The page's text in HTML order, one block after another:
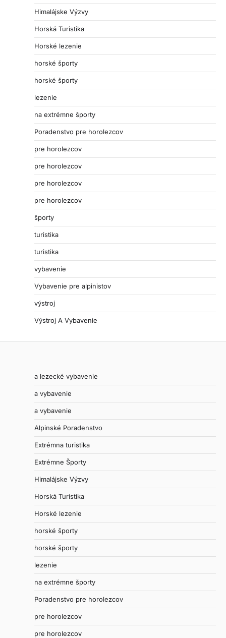
Himalájske Výzvy
Horská Turistika
Horské lezenie
horské športy
horské športy
lezenie
na extrémne športy
Poradenstvo pre horolezcov
pre horolezcov
pre horolezcov
pre horolezcov
pre horolezcov
športy
turistika
turistika
vybavenie
Vybavenie pre alpinistov
výstroj
Výstroj A Vybavenie
a lezecké vybavenie
a vybavenie
a vybavenie
Alpinské Poradenstvo
Extrémna turistika
Extrémne Športy
Himalájske Výzvy
Horská Turistika
Horské lezenie
horské športy
horské športy
lezenie
na extrémne športy
Poradenstvo pre horolezcov
pre horolezcov
pre horolezcov